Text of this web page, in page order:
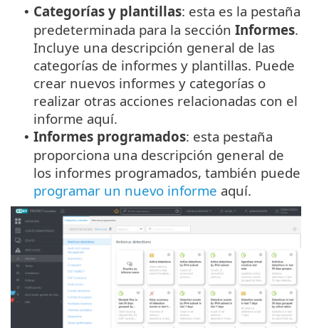
• Categorías y plantillas: esta es la pestaña
predeterminada para la sección Informes.
Incluye una descripción general de las
categorías de informes y plantillas. Puede
crear nuevos informes y categorías o
realizar otras acciones relacionadas con el
informe aquí.
• Informes programados: esta pestaña
proporciona una descripción general de
los informes programados, también puede
programar un nuevo informe aquí.